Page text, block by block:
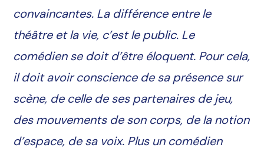
convaincantes. La différence entre le
théâtre et la vie, c’est le public. Le
comédien se doit d’être éloquent. Pour cela,
il doit avoir conscience de sa présence sur
scène, de celle de ses partenaires de jeu,
des mouvements de son corps, de la notion
d’espace, de sa voix. Plus un comédien